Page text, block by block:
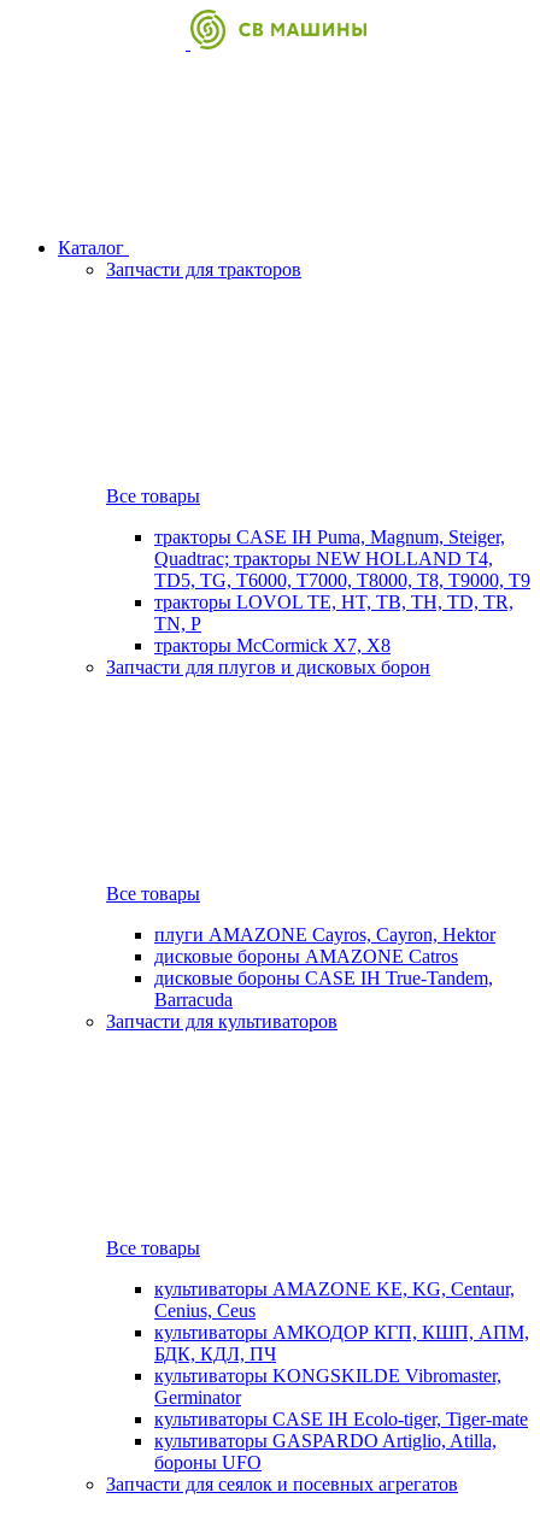
Каталог
Запчасти для тракторов
Все товары
тракторы CASE IH Puma, Magnum, Steiger,
Quadtrac; тракторы NEW HOLLAND T4,
TD5, TG, T6000, T7000, T8000, T8, T9000, T9
тракторы LOVOL TE, HT, TB, TH, TD, TR,
TN, P
тракторы McCormick X7, X8
Запчасти для плугов и дисковых борон
Все товары
плуги AMAZONE Cayros, Cayron, Hektor
дисковые бороны AMAZONE Catros
дисковые бороны CASE IH True-Tandem,
Barracuda
Запчасти для культиваторов
Все товары
культиваторы AMAZONE KE, KG, Centaur,
Cenius, Ceus
культиваторы АМКОДОР КГП, КШП, АПМ,
БДК, КДЛ, ПЧ
культиваторы KONGSKILDE Vibromaster,
Germinator
культиваторы CASE IH Ecolo-tiger, Tiger-mate
культиваторы GASPARDO Artiglio, Atilla,
бороны UFO
Запчасти для сеялок и посевных агрегатов